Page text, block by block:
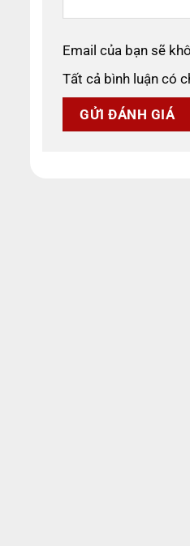
Email của bạn sẽ
Tất cả bình luận có